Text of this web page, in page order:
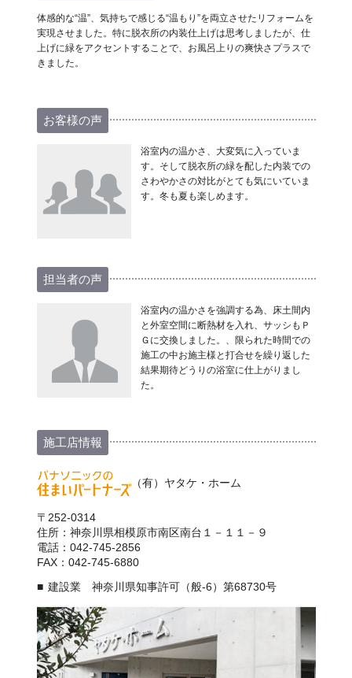
体感的な“温”、気持ちで感じる“温もり”を両立させたリフォームを
実現させました。特に脱衣所の内装仕上げは思考しましたが、仕
上げに緑をアクセントすることで、お風呂上りの爽快さプラスで
きました。
お客様の声
浴室内の温かさ、大変気に入っていま
す。そして脱衣所の緑を配した内装での
さわやかさの対比がとても気にいていま
す。冬も夏も楽しめます。
担当者の声
浴室内の温かさを強調する為、床土間内
と外室空間に断熱材を入れ、サッシもＰ
Ｇに交換しました。、限られた時間での
施工の中お施主様と打合せを繰り返した
結果期待どうりの浴室に仕上がりまし
た。
施工店情報
（有）ヤタケ・ホーム
〒252-0314
住所：神奈川県相模原市南区南台１－１１－９
電話：042-745-2856
FAX：042-745-6880
建設業 神奈川県知事許可（般-6）第68730号